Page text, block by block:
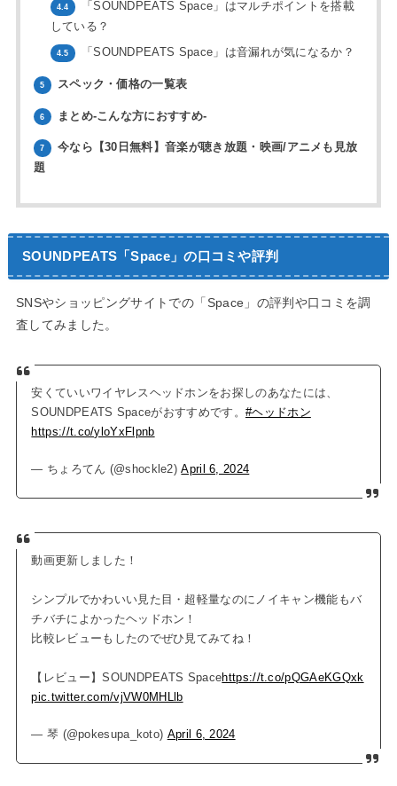
4.4
「SOUNDPEATS Space」はマルチポイントを搭載
している？
4.5 「SOUNDPEATS Space」は音漏れが気になるか？
5 スペック・価格の一覧表
6 まとめ-こんな方におすすめ-
7
今なら【30日無料】音楽が聴き放題・映画/アニメも見放
題
SOUNDPEATS「Space」の口コミや評判
SNSやショッピングサイトでの「Space」の評判や口コミを調
査してみました。
安くていいワイヤレスヘッドホンをお探しのあなたには、
SOUNDPEATS Spaceがおすすめです。 #ヘッドホン
https://t.co/yloYxFlpnb
— ちょろてん (@shockle2)April 6, 2024
動画更新しました！
シンプルでかわいい見た目・超軽量なのにノイキャン機能もバ
チバチによかったヘッドホン！
比較レビューもしたのでぜひ見てみてね！
【レビュー】SOUNDPEATS Spacehttps://t.co/pQGAeKGQxk
pic.twitter.com/vjVW0MHLlb
— 琴 (@pokesupa_koto) April 6, 2024